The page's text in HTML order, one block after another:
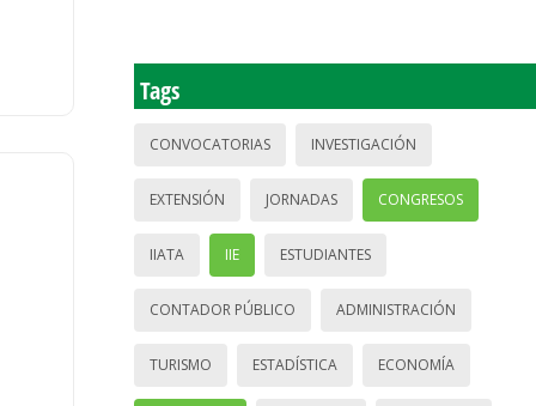
Tags
CONVOCATORIAS INVESTIGACIÓN
EXTENSIÓN JORNADAS CONGRESOS
IIATA IIE ESTUDIANTES
CONTADOR PÚBLICO ADMINISTRACIÓN
TURISMO ESTADÍSTICA ECONOMÍA